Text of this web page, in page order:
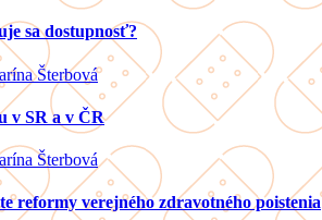
sa dostupnosť?
Šterbová
v SR a v ČR
Šterbová
reformy verejného zdravotného poistenia